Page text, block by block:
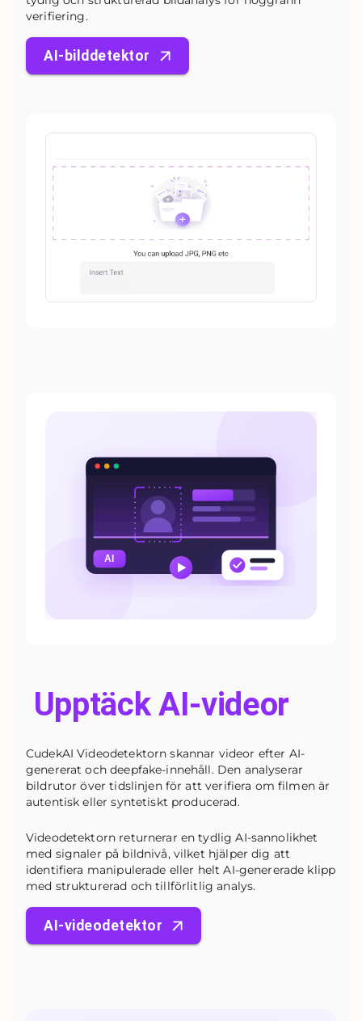
verifiering.
AI-bilddetektor
Upptäck AI-videor
CudekAI Videodetektorn skannar videor efter AI-
genererat och deepfake-innehåll. Den analyserar
bildrutor över tidslinjen för att verifiera om filmen är
autentisk eller syntetiskt producerad.
Videodetektorn returnerar en tydlig AI-sannolikhet
med signaler på bildnivå, vilket hjälper dig att
identifiera manipulerade eller helt AI-genererade klipp
med strukturerad och tillförlitlig analys.
AI-videodetektor